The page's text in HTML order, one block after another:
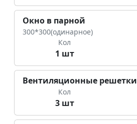
Окно в парной
300*300(одинарное)
Кол
1 шт
Вентиляционные решетки
Кол
3 шт